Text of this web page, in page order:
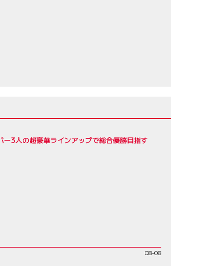
ェームス・カラド
3人の超豪華ラインアップで総合優勝目指す
08-08